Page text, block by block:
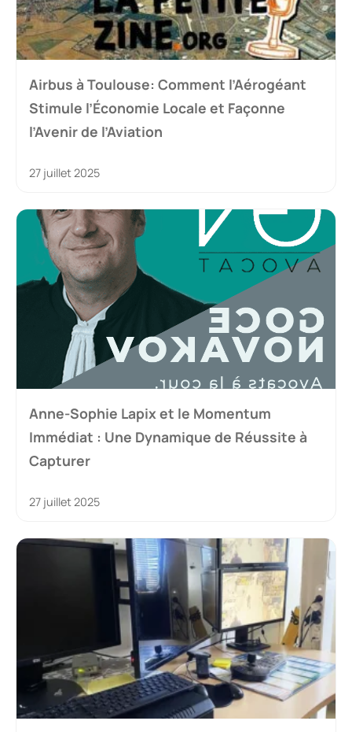
Airbus à Toulouse: Comment l’Aérogéant
Stimule l’Économie Locale et Façonne
l’Avenir de l’Aviation
27 juillet 2025
Anne-Sophie Lapix et le Momentum
Immédiat : Une Dynamique de Réussite à
Capturer
27 juillet 2025